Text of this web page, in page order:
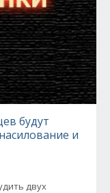
будут
и
двух